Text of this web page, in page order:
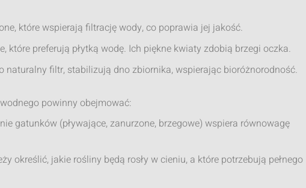
które wspierają filtrację wody, co poprawia jej jakość.
które preferują płytką wodę. Ich piękne kwiaty zdobią brzegi oczka.
naturalny filtr, stabilizują dno zbiornika, wspierając bioróżnorodność.
powinny obejmować:
gatunków (pływające, zanurzone, brzegowe) wspiera równowagę
określić, jakie rośliny będą rosły w cieniu, a które potrzebują pełnego